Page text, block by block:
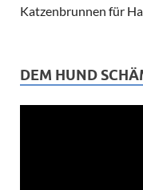
Katzenbrunnen für
DEM HUND